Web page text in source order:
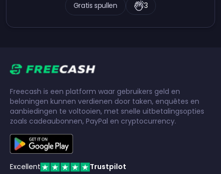
Gratis spullen 3
Freecash is een platform waar gebruikers geld en
beloningen kunnen verdienen door taken, enquêtes en
aanbiedingen te voltooien, met snelle uitbetalingsopties
zoals cadeaubonnen, PayPal en cryptocurrency.
Excellent Trustpilot